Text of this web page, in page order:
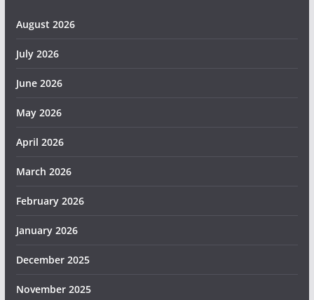
August 2026
July 2026
June 2026
May 2026
April 2026
March 2026
February 2026
January 2026
December 2025
November 2025